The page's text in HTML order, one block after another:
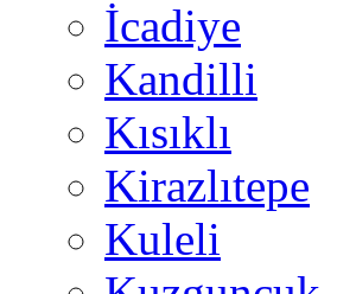
İcadiye
Kandilli
Kısıklı
Kirazlıtepe
Kuleli